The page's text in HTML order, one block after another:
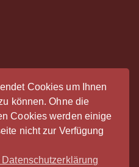
Cookies um Ihnen
können. Ohne die
Cookies werden einige
nicht zur Verfügung